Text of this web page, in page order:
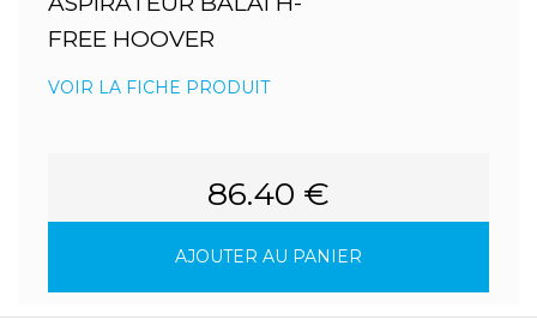
FREE HOOVER
VOIR LA FICHE PRODUIT
86.40 €
AJOUTER AU PANIER